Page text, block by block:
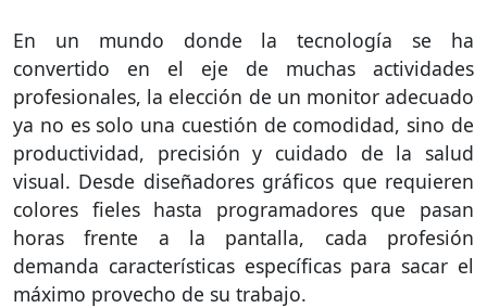
En un mundo donde la tecnología se ha
convertido en el eje de muchas actividades
profesionales, la elección de un monitor adecuado
ya no es solo una cuestión de comodidad, sino de
productividad, precisión y cuidado de la salud
visual. Desde diseñadores gráficos que requieren
colores fieles hasta programadores que pasan
horas frente a la pantalla, cada profesión
demanda características específicas para sacar el
máximo provecho de su trabajo.